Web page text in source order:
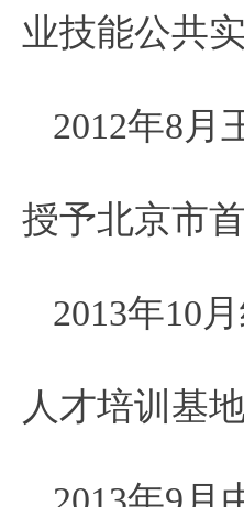
业技能公共
2012年8月
授予北京市
2013年10
人才培训基